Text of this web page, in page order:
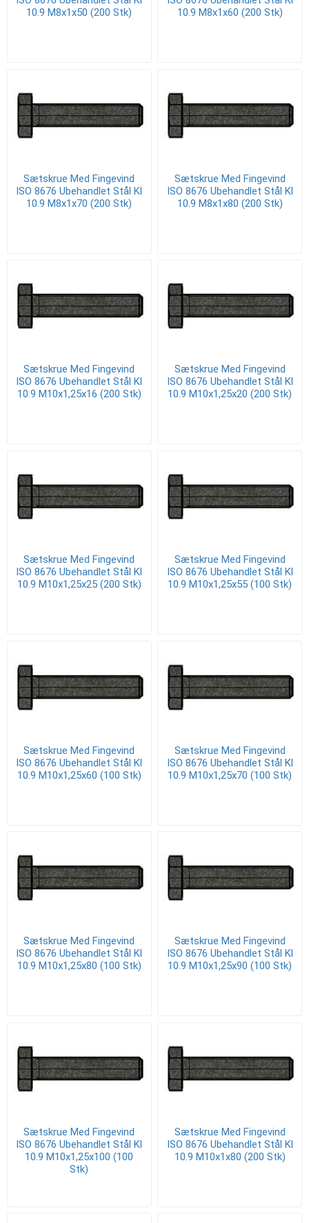
10.9 M8x1x50 (200 Stk)
10.9 M8x1x60 (200 Stk)
Sætskrue Med Fingevind
ISO 8676 Ubehandlet Stål Kl
10.9 M8x1x70 (200 Stk)
Sætskrue Med Fingevind
ISO 8676 Ubehandlet Stål Kl
10.9 M8x1x80 (200 Stk)
Sætskrue Med Fingevind
ISO 8676 Ubehandlet Stål Kl
10.9 M10x1,25x16 (200 Stk)
Sætskrue Med Fingevind
ISO 8676 Ubehandlet Stål Kl
10.9 M10x1,25x20 (200 Stk)
Sætskrue Med Fingevind
ISO 8676 Ubehandlet Stål Kl
10.9 M10x1,25x25 (200 Stk)
Sætskrue Med Fingevind
ISO 8676 Ubehandlet Stål Kl
10.9 M10x1,25x55 (100 Stk)
Sætskrue Med Fingevind
ISO 8676 Ubehandlet Stål Kl
10.9 M10x1,25x60 (100 Stk)
Sætskrue Med Fingevind
ISO 8676 Ubehandlet Stål Kl
10.9 M10x1,25x70 (100 Stk)
Sætskrue Med Fingevind
ISO 8676 Ubehandlet Stål Kl
10.9 M10x1,25x80 (100 Stk)
Sætskrue Med Fingevind
ISO 8676 Ubehandlet Stål Kl
10.9 M10x1,25x90 (100 Stk)
Sætskrue Med Fingevind
ISO 8676 Ubehandlet Stål Kl
10.9 M10x1,25x100 (100
Stk)
Sætskrue Med Fingevind
ISO 8676 Ubehandlet Stål Kl
10.9 M10x1x80 (200 Stk)